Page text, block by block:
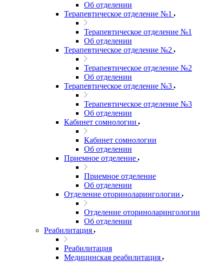
Об отделении
Терапевтическое отделение №1
Терапевтическое отделение №1
Об отделении
Терапевтическое отделение №2
Терапевтическое отделение №2
Об отделении
Терапевтическое отделение №3
Терапевтическое отделение №3
Об отделении
Кабинет сомнологии
Кабинет сомнологии
Об отделении
Приемное отделение
Приемное отделение
Об отделении
Отделение оториноларингологии
Отделение оториноларингологии
Об отделении
Реабилитация
Реабилитация
Медицинская реабилитация